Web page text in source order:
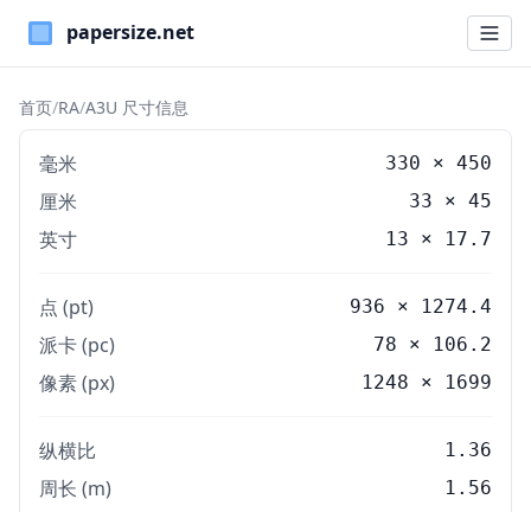
Paper Sizes
首页/RA/A3U 尺寸信息
毫米 330 × 450
厘米 33 × 45
英寸 13 × 17.7
点 (pt) 936 × 1274.4
派卡 (pc) 78 × 106.2
像素 (px) 1248 × 1699
纵横比 1.36
周长 (m) 1.56